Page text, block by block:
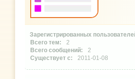
2
2
2011-01-08